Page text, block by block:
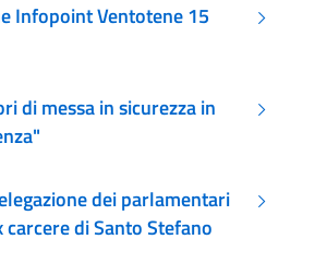
Infopoint Ventotene 15
di messa in sicurezza in
dei parlamentari
di Santo Stefano